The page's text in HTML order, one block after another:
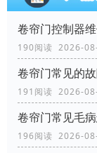
卷帘门控制器
190阅读 2026-
卷帘门常见的
191阅读 2026-
卷帘门常见毛
196阅读 2026-